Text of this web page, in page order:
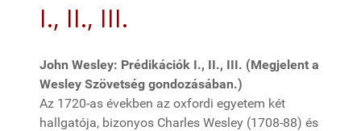
I., II., III.
John Wesley: Prédikációk I., II., III. (Megjelent a
Wesley Szövetség gondozásában.)
Az 1720-as években az oxfordi egyetem két
hallgatója, bizonyos Charles Wesley (1708-88) és